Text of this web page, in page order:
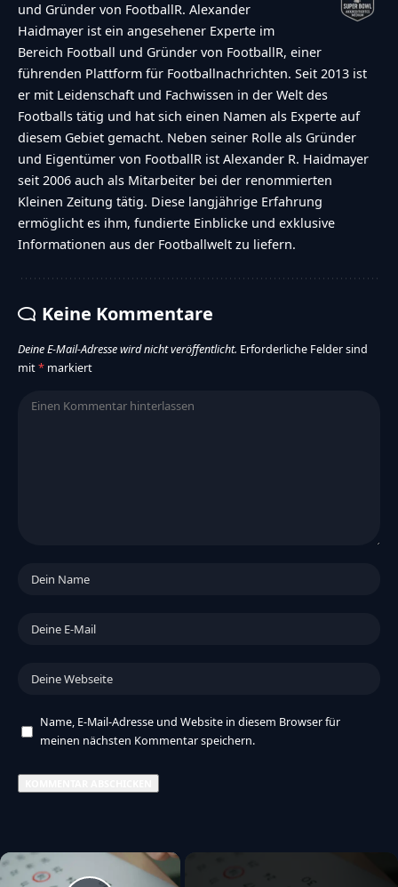
und Gründer von FootballR. Alexander
Haidmayer ist ein angesehener Experte im
Bereich Football und Gründer von FootballR, einer
führenden Plattform für Footballnachrichten. Seit 2013 ist
er mit Leidenschaft und Fachwissen in der Welt des
Footballs tätig und hat sich einen Namen als Experte auf
diesem Gebiet gemacht. Neben seiner Rolle als Gründer
und Eigentümer von FootballR ist Alexander R. Haidmayer
seit 2006 auch als Mitarbeiter bei der renommierten
Kleinen Zeitung tätig. Diese langjährige Erfahrung
ermöglicht es ihm, fundierte Einblicke und exklusive
Informationen aus der Footballwelt zu liefern.
Keine Kommentare
Deine E-Mail-Adresse wird nicht veröffentlicht. Erforderliche Felder sind
mit* markiert
Name, E-Mail-Adresse und Website in diesem Browser für
meinen nächsten Kommentar speichern.
×